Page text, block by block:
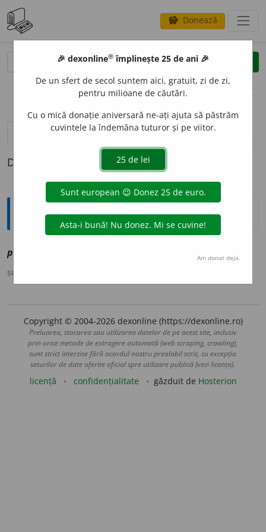
savings Donează
clear
opțiuni
definiții (1) pronunțievolume_up (2)
Definiția cu ID-ul 1210313:
Explicative DEX
p
sursa:
Copyright © 2004-2026 dexonline (https://dexonline.ro)
Preluarea, stocarea sau utilizarea datelor de pe acest site, inclusiv
prin orice metode de extragere automată (web scraping, crawling),
sunt strict interzise fără acordul nostru prealabil scris, cu excepția
seturilor de date oferite oficial spre utilizare publică (vezi licența).
licență confidențialitate găzduit de Hosterion
🎉 dexonline® împlinește 25 de ani 🎉
De un sfert de secol suntem aici, gratuit, zi de zi,
pentru milioane de căutări.
Cu o mică donație aniversară ne-ați ajuta să păstrăm
cuvintele la îndemâna tuturor și pe viitor.
Am donat deja.